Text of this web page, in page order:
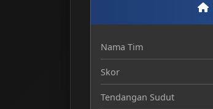
Nama Tim
Skor
Tendangan Sudut